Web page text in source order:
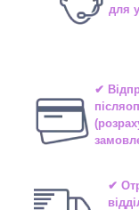
для
✔
✔